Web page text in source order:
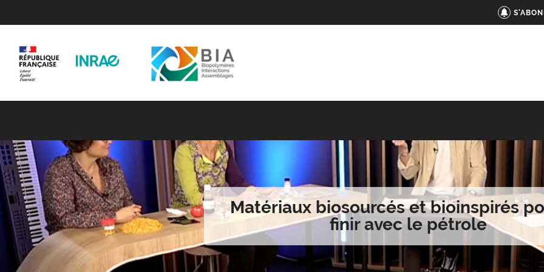
Matériaux biosourcés et bioinspirés
finir avec le pétrole